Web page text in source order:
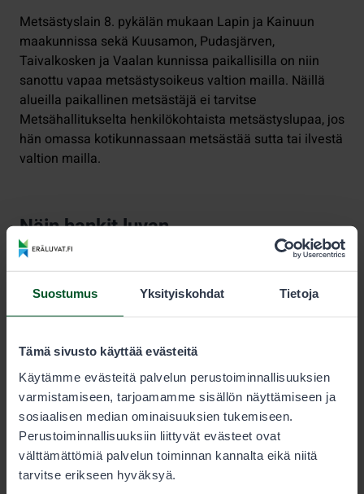
Suostumus Yksityiskohdat Tietoja
Tämä sivusto käyttää evästeitä
Käytämme evästeitä palvelun perustoiminnallisuuksien
varmistamiseen, tarjoamamme sisällön näyttämiseen ja
sosiaalisen median ominaisuuksien tukemiseen.
Perustoiminnallisuuksiin liittyvät evästeet ovat
välttämättömiä palvelun toiminnan kannalta eikä niitä
tarvitse erikseen hyväksyä.
Metsästyslain 8. pykälän mukaan Lapin ja Kainuun
maakunnissa sekä Kuusamon, Pudasjärven,
Taivalkosken ja Vaalan kunnissa paikallisilla on niin
sanottu vapaa metsästysoikeus valtion mailla. Näillä
alueilla paikallinen metsästäjä ei tarvitse
Metsähallitukselta henkilökohtaista metsästyslupaa, jos
hän omassa kotikunnassaan metsästää sutta tai ilvestä
valtion mailla.
Näin hankit luvan
Henkilökohtaisen metsästysluvan
33 euroa. Se on voimassa niin kauan, kunnes
poikkeusluvan sallima määrä ilveksiä on kaadettu tai
Alueluvastasovitaan aina metsästyksen
erityisasiantuntijan kanssa. Mikäli metsästysoikeus
myönnetään aluelupana pinta-alaperusteisesti, sen
hinta on 0,02 euroa hehtaarilta (+arvonlisävero). Tällöin
metsästykseen osallistuvat eivät tarvitse
henkilökohtaisia metsästyslupia. Aluelupahakemuksia